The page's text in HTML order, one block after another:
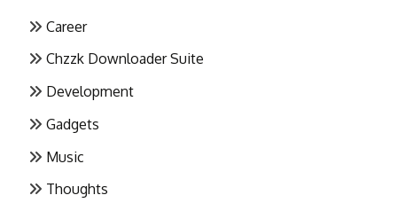
Career
Chzzk Downloader Suite
Development
Gadgets
Music
Thoughts